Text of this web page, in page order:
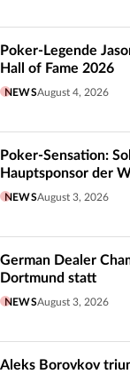
Poker-Legende
Hall of Fame 2026
NEWSAugust 4, 2026
Poker-Sensation:
Hauptsponsor der
NEWSAugust 3, 2026
German Dealer
Dortmund statt
NEWSAugust 3, 2026
Aleks Borovkov